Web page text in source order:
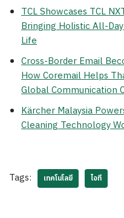
TCL Showcases TCL
Bringing Holistic All-
Life
Cross-Border Email
How Coremail Helps
Global Communication
Kärcher Malaysia
Cleaning Technology
Tags: เทคโนโลยี ไอที